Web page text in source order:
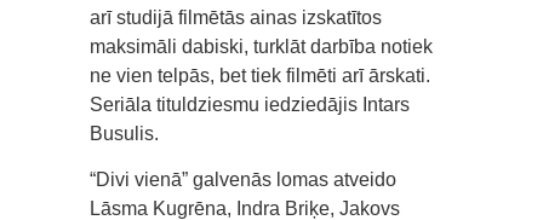
arī studijā filmētās ainas izskatītos
maksimāli dabiski, turklāt darbība notiek
ne vien telpās, bet tiek filmēti arī ārskati.
Seriāla tituldziesmu iedziedājis Intars
Busulis.
“Divi vienā” galvenās lomas atveido
Lāsma Kugrēna, Indra Briķe, Jakovs